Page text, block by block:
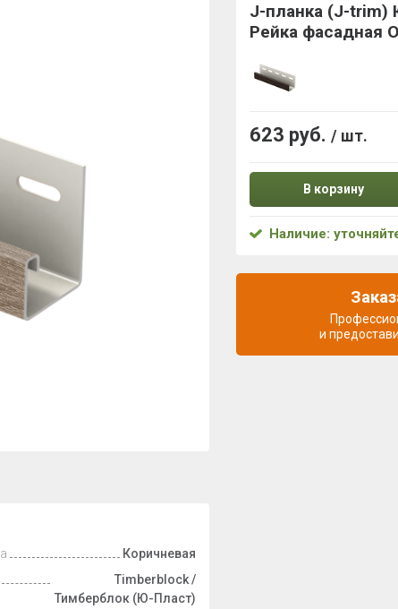
Коричневая
Timberblock /
Тимберблок (Ю-Пласт)
J-планка (J-
Рейка фасадная
623 руб. / шт.
В корзину
Наличие:
и